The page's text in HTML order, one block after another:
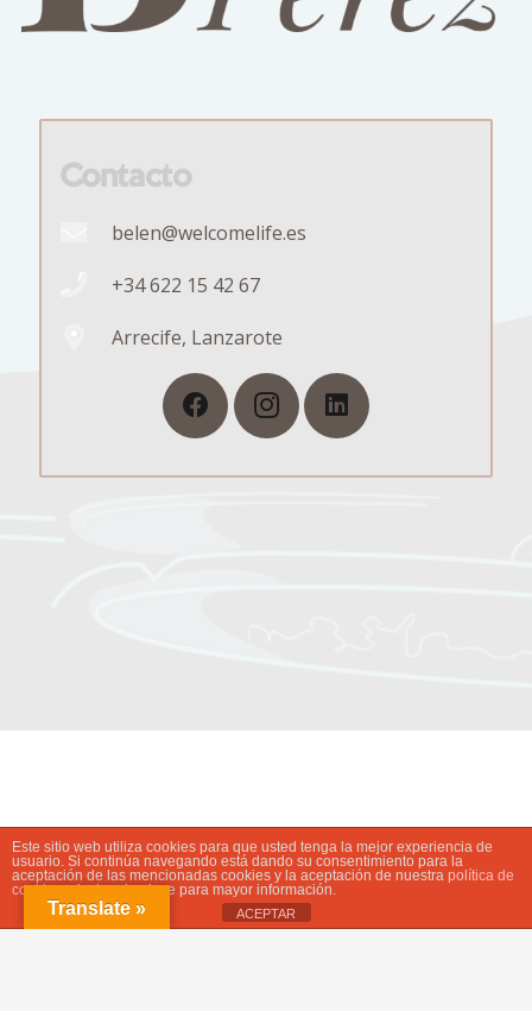
Contacto
belen@welcomelife.es
+34 622 15 42 67
Arrecife, Lanzarote
Este sitio web utiliza cookies para que usted tenga la mejor experiencia de
usuario. Si continúa navegando está dando su consentimiento para la
aceptación de las mencionadas cookies y la aceptación de nuestra política de
cookies, pinche el enlace para mayor información.
ACEPTAR
Translate »